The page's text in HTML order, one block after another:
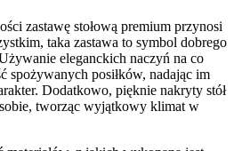
zastawę stołową premium przynosi
taka zastawa to symbol dobrego
eleganckich naczyń na co
spożywanych posiłków, nadając im
Dodatkowo, pięknie nakryty stół
tworząc wyjątkowy klimat w